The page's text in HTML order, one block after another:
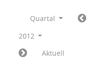
Quartal
2012
Aktuell